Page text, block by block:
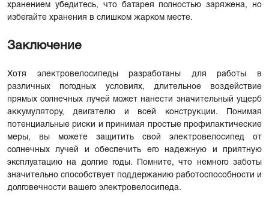
хранением убедитесь, что батарея полностью заряжена, но
избегайте хранения в слишком жарком месте.
Заключение
Хотя электровелосипеды разработаны для работы в
различных погодных условиях, длительное воздействие
прямых солнечных лучей может нанести значительный ущерб
аккумулятору, двигателю и всей конструкции. Понимая
потенциальные риски и принимая простые профилактические
меры, вы можете защитить свой электровелосипед от
солнечных лучей и обеспечить его надежную и приятную
эксплуатацию на долгие годы. Помните, что немного заботы
значительно способствует поддержанию работоспособности и
долговечности вашего электровелосипеда.